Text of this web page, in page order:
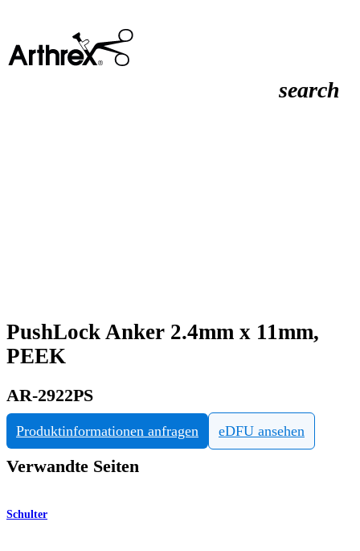
search
PushLock Anker 2.4mm x 11mm,
PEEK
AR-2922PS
Produktinformationen anfragen eDFU ansehen
Verwandte Seiten
Schulter